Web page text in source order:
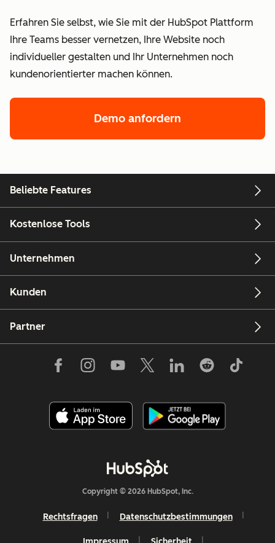
Erfahren Sie selbst, wie Sie mit der HubSpot Plattform
Ihre Teams besser vernetzen, Ihre Website noch
individueller gestalten und Ihr Unternehmen noch
kundenorientierter machen können.
Demo anfordern
Beliebte Features
Kostenlose Tools
Unternehmen
Kunden
Partner
Copyright © 2026 HubSpot, Inc.
Rechtsfragen Datenschutzbestimmungen